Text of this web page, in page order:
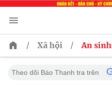
/ Xã hội / An sinh
Theo dõi Báo Thanh tra trên